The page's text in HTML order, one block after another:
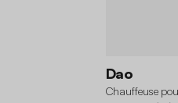
Dao
Chauffeuse